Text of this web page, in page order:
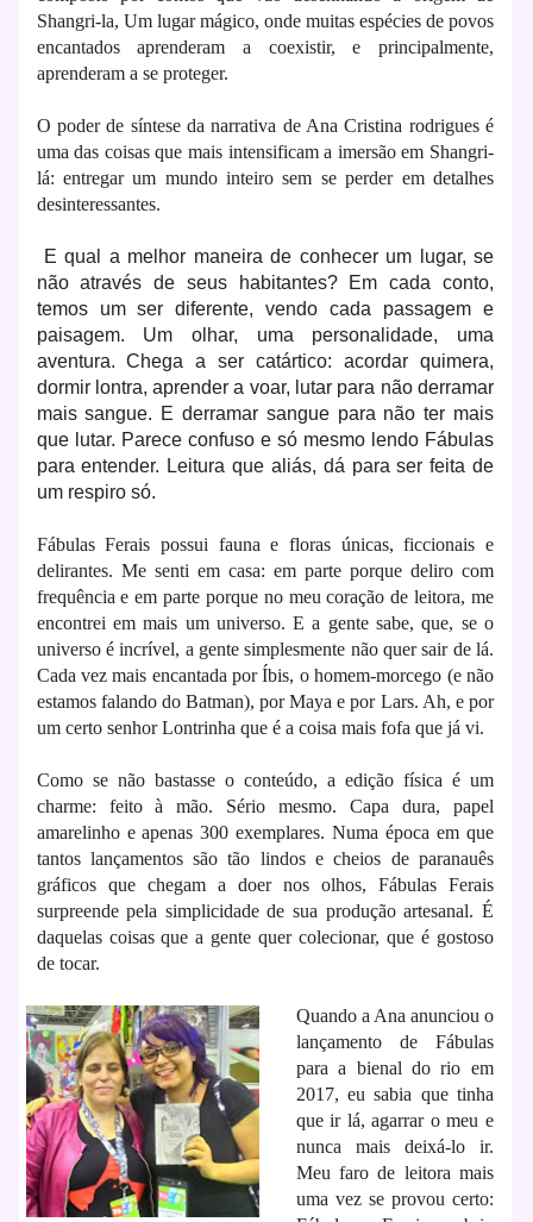
Shangri-la, Um lugar mágico, onde muitas espécies de povos
encantados aprenderam a coexistir, e principalmente,
aprenderam a se proteger.
O poder de síntese da narrativa de Ana Cristina rodrigues é
uma das coisas que mais intensificam a imersão em Shangri-
lá: entregar um mundo inteiro sem se perder em detalhes
desinteressantes.
E qual a melhor maneira de conhecer um lugar, se
não através de seus habitantes? Em cada conto,
temos um ser diferente, vendo cada passagem e
paisagem. Um olhar, uma personalidade, uma
aventura. Chega a ser catártico: acordar quimera,
dormir lontra, aprender a voar, lutar para não derramar
mais sangue. E derramar sangue para não ter mais
que lutar. Parece confuso e só mesmo lendo Fábulas
para entender. Leitura que aliás, dá para ser feita de
um respiro só.
Fábulas Ferais possui fauna e floras únicas, ficcionais e
delirantes. Me senti em casa: em parte porque deliro com
frequência e em parte porque no meu coração de leitora, me
encontrei em mais um universo. E a gente sabe, que, se o
universo é incrível, a gente simplesmente não quer sair de lá.
Cada vez mais encantada por Íbis, o homem-morcego (e não
estamos falando do Batman), por Maya e por Lars. Ah, e por
um certo senhor Lontrinha que é a coisa mais fofa que já vi.
Como se não bastasse o conteúdo, a edição física é um
charme: feito à mão. Sério mesmo. Capa dura, papel
amarelinho e apenas 300 exemplares. Numa época em que
tantos lançamentos são tão lindos e cheios de paranauês
gráficos que chegam a doer nos olhos, Fábulas Ferais
surpreende pela simplicidade de sua produção artesanal. É
daquelas coisas que a gente quer colecionar, que é gostoso
de tocar.
Quando a Ana anunciou o
lançamento de Fábulas
para a bienal do rio em
2017, eu sabia que tinha
que ir lá, agarrar o meu e
nunca mais deixá-lo ir.
Meu faro de leitora mais
uma vez se provou certo: